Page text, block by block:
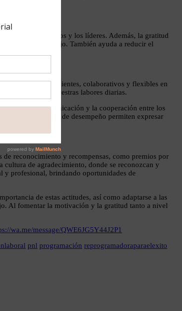
los compañeros y los líderes. Además, la gratitud
con su trabajo. También ayuda a reducir el
ser más eficientes, colaborativos y flexibles en
realizamos nuestras labores diarias.
facilitan la comunicación y la cooperación entre los
y gestión de desempeño permiten expresar
reconocimiento y recompensas, como premios por
de agradecimiento, donde se reconozcan y
y profesional, brindando oportunidades de
de estas actitudes, así como adaptarse a las
Al fomentar la motivación y la gratitud tanto a nivel
wa.me/message/QWE6JG5Y44J2P1
pnl programación reprogramadoraparaelexito